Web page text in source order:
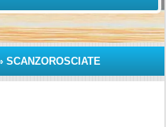
SCANZOROSCIATE